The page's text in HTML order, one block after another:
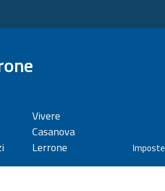
Vivere
Casanova
Lerrone
Imposte